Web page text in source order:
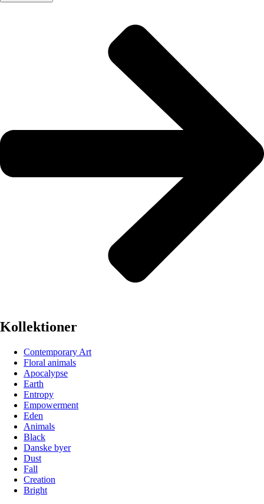
Kollektioner
Contemporary Art
Floral animals
Apocalypse
Earth
Entropy
Empowerment
Eden
Animals
Black
Danske byer
Dust
Fall
Creation
Bright